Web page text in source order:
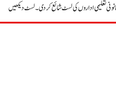
تعلیمی اداروں کی لسٹ شائع کر دی۔ لسٹ دیکھیں